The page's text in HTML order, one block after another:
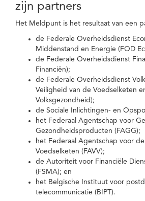
zijn partners
Het Meldpunt is het resultaat van een
de Federale Overheidsdienst
Middenstand en Energie (FOD
de Federale Overheidsdienst
Financiën);
de Federale Overheidsdienst
Veiligheid van de Voedselketen
Volksgezondheid);
de Sociale Inlichtingen- en
het Federaal Agentschap voor
Gezondheidsproducten (FAGG);
het Federaal Agentschap voor
Voedselketen (FAVV);
de Autoriteit voor Financiële
(FSMA); en
het Belgische Instituut voor
telecommunicatie (BIPT).